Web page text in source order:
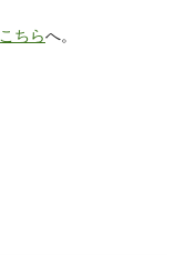
こちらへ。